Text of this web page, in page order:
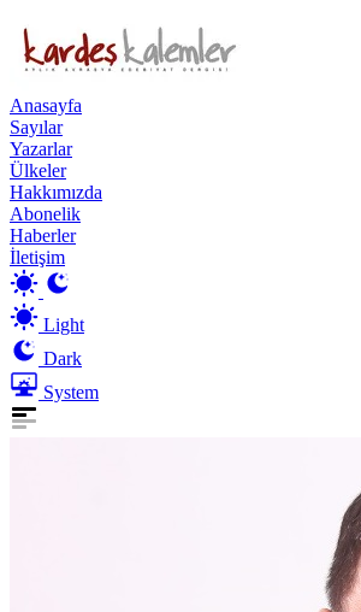
Anasayfa
Sayılar
Yazarlar
Ülkeler
Hakkımızda
Abonelik
Haberler
İletişim
Light
Dark
System